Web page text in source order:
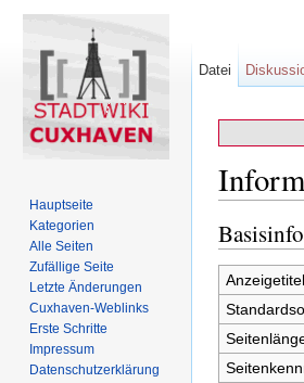
Anzeigetitel
Datei
Hauptseite
Kategorien
Alle Seiten
Zufällige Seite
Letzte Änderungen
Cuxhaven-Weblinks
Erste Schritte
Impressum
Datenschutzerklärung